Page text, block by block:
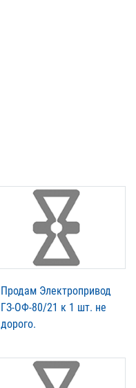
Продам Электропривод
ГЗ-ОФ-80/21 к 1 шт. не
дорого.